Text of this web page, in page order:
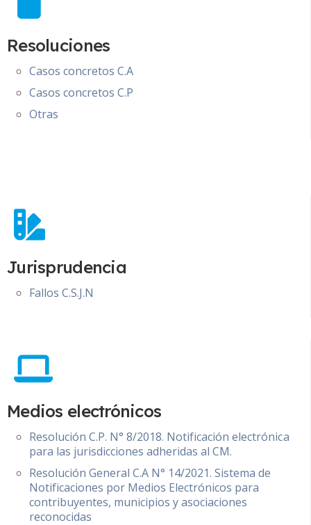
Resoluciones
Casos concretos C.A
Casos concretos C.P
Otras
Jurisprudencia
Fallos C.S.J.N
Medios electrónicos
Resolución C.P. N° 8/2018. Notificación electrónica
para las jurisdicciones adheridas al CM.
Resolución General C.A N° 14/2021. Sistema de
Notificaciones por Medios Electrónicos para
contribuyentes, municipios y asociaciones
reconocidas